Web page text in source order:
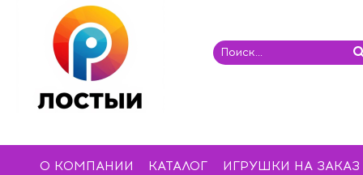
О КОМПАНИИ КАТАЛОГ ИГРУШКИ НА ЗАКАЗ